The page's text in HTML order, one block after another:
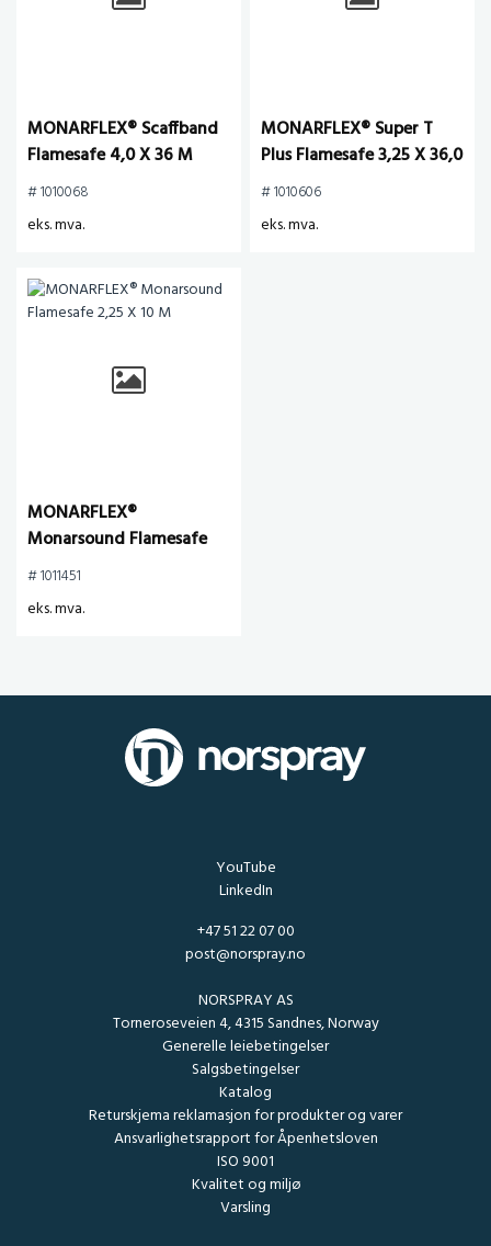
MONARFLEX® Scaffband
Flamesafe 4,0 X 36 M
# 1010068
eks. mva.
MONARFLEX® Super T
Plus Flamesafe 3,25 X 36,0
M
# 1010606
eks. mva.
MONARFLEX®
Monarsound Flamesafe
2,25 X 10 M
# 1011451
eks. mva.
YouTube
LinkedIn
+47 51 22 07 00
post@norspray.no
NORSPRAY AS
Torneroseveien 4, 4315 Sandnes, Norway
Generelle leiebetingelser
Salgsbetingelser
Katalog
Returskjema reklamasjon for produkter og varer
Ansvarlighetsrapport for Åpenhetsloven
ISO 9001
Kvalitet og miljø
Varsling